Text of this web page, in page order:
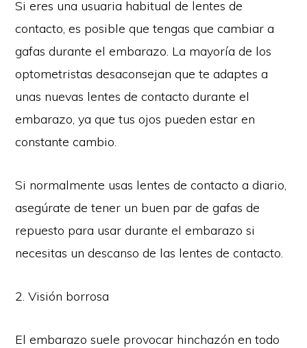
Si eres una usuaria habitual de lentes de
contacto, es posible que tengas que cambiar a
gafas durante el embarazo. La mayoría de los
optometristas desaconsejan que te adaptes a
unas nuevas lentes de contacto durante el
embarazo, ya que tus ojos pueden estar en
constante cambio.
Si normalmente usas lentes de contacto a diario,
asegúrate de tener un buen par de gafas de
repuesto para usar durante el embarazo si
necesitas un descanso de las lentes de contacto.
2. Visión borrosa
El embarazo suele provocar hinchazón en todo